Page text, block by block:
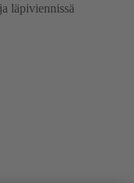
läpiviennissä